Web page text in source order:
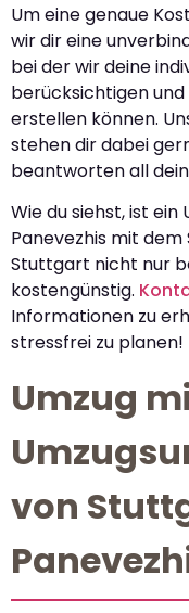
Um eine genaue
wir dir eine
bei der wir deine
berücksichtigen
erstellen können.
stehen dir dabei
beantworten all
Wie du siehst, ist
Panevezhis mit dem
Stuttgart nicht nur
kostengünstig.
Informationen zu
stressfrei zu planen!
Umzug
von